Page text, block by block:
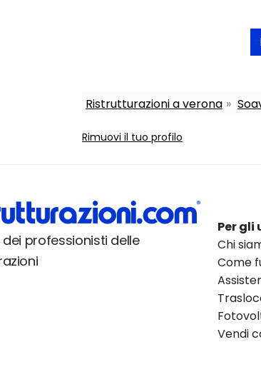
Ristrutturazioni a verona
Rimuovi il tuo profilo
professionisti delle
Per gli
Chi
Come
Vendi